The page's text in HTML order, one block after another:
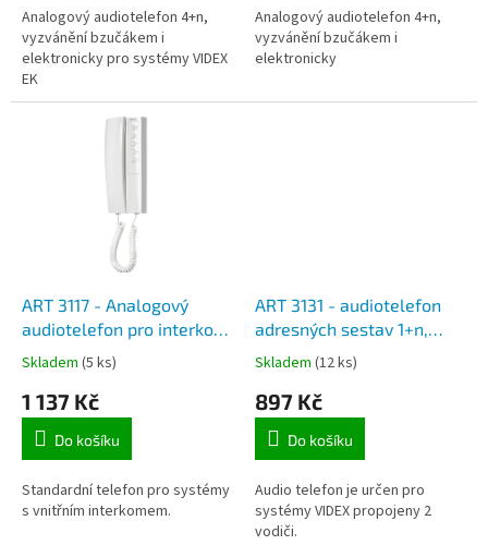
Analogový audiotelefon 4+n,
vyzvánění bzučákem i
elektronicky pro systémy VIDEX
EK
Analogový audiotelefon 4+n,
vyzvánění bzučákem i
elektronicky
ART 3117 - Analogový
audiotelefon pro interkom,
5 tlačítek pro systém
Videx 4+n
Skladem (5 ks)
1 137 Kč
Do košíku
Standardní telefon pro systémy
s vnitřním interkomem.
ART 3131 - audiotelefon
adresných sestav 1+n,
elektronické vyzvánění
Skladem (12 ks)
897 Kč
Do košíku
Audio telefon je určen pro
systémy VIDEX propojeny 2
vodiči.